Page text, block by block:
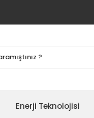
Enerji Teknolojisi